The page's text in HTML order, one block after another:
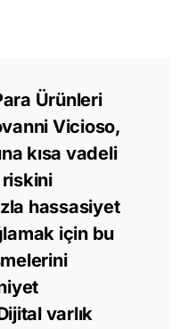
Ürünleri
Vicioso,
kısa vadeli
hassasiyet
için bu
varlık